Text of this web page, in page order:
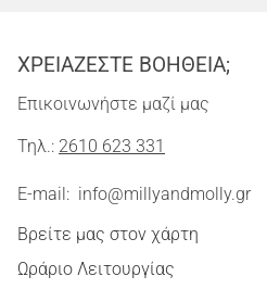
ΧΡΕΙΑΖΕΣΤΕ ΒΟΗΘΕΙΑ;
Επικοινωνήστε μαζί μας
Τηλ.: 2610 623 331
E-mail: info@millyandmolly.gr
Βρείτε μας στον χάρτη
Ωράριο Λειτουργίας